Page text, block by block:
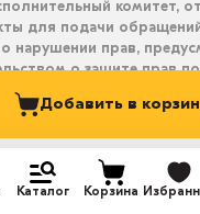
Каталог Корзина
Добавить в
комитет,
для подачи
нарушении прав,
о защите прав
ответа на них:
(Viber,